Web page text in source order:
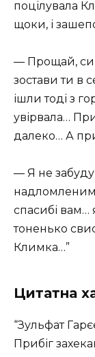
поцілувала
щоки, і
— Прощай,
зостави ти в
ішли тоді з
увірвала…
далеко… А
— Я не
спасибі
тоненько
Климка…”
Цитатна
“Зульфат
Прибіг